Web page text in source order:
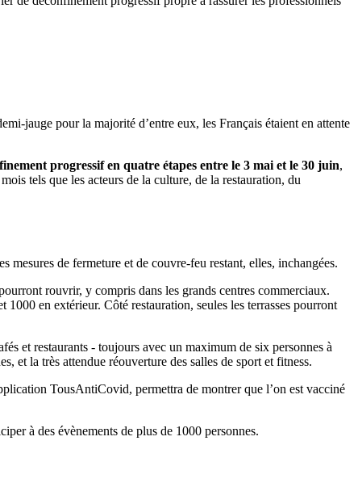
jauge pour la majorité d’entre eux, les Français étaient en attente
progressif en quatre étapes entre le 3 mai et le 30 juin,
tels que les acteurs de la culture, de la restauration, du
mesures de fermeture et de couvre-feu restant, elles, inchangées.
rouvrir, y compris dans les grands centres commerciaux.
en extérieur. Côté restauration, seules les terrasses pourront
et restaurants - toujours avec un maximum de six personnes à
et la très attendue réouverture des salles de sport et fitness.
TousAntiCovid, permettra de montrer que l’on est vacciné
à des évènements de plus de 1000 personnes.